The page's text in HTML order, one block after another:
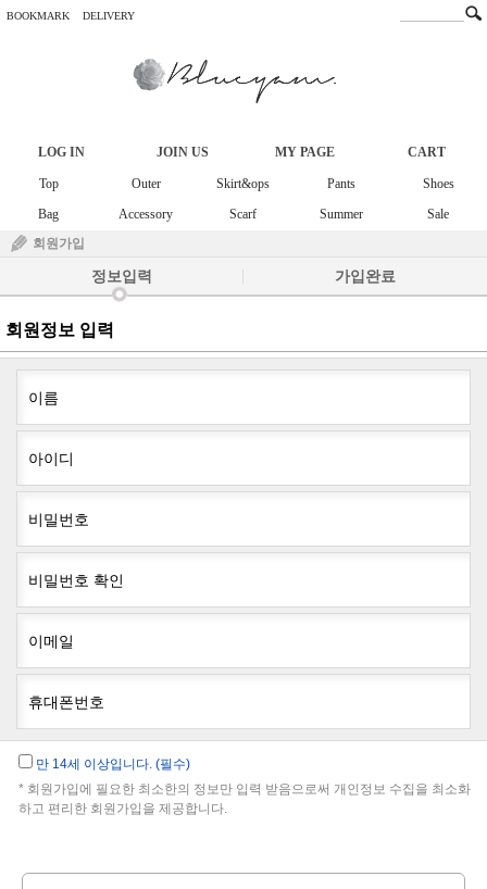
BOOKMARK DELIVERY
LOG IN JOIN US MY PAGE CART
Top Outer Skirt&ops Pants
Shoes
Bag
Accessory Scarf Summer
Sale
회원가입
정보입력 가입완료
회원정보 입력
이름
아이디
비밀번호
비밀번호 확인
이메일
휴대폰번호
만 14세 이상입니다. (필수)
* 회원가입에 필요한 최소한의 정보만 입력 받음으로써 개인정보 수집을 최소화
하고 편리한 회원가입을 제공합니다.